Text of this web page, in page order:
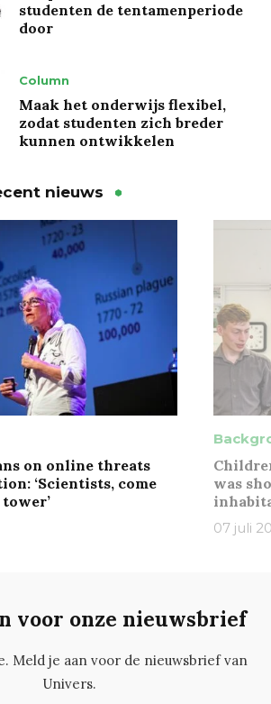
studenten de tentamenperiode
door
Column
Maak het onderwijs flexibel,
zodat studenten zich breder
kunnen ontwikkelen
nieuws
on online threats
‘Scientists, come
was
07 juli
voor onze nieuwsbrief
Meld je aan voor de nieuwsbrief van
Univers.